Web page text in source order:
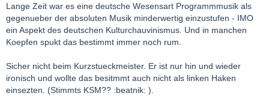
Lange Zeit war es eine deutsche Wesensart Programmmusik als
gegenueber der absoluten Musik minderwertig einzustufen - IMO
ein Aspekt des deutschen Kulturchauvinismus. Und in manchen
Koepfen spukt das bestimmt immer noch rum.
Sicher nicht beim Kurzstueckmeister. Er ist nur hin und wieder
ironisch und wollte das besitmmt auch nicht als linken Haken
einsezten. (Stimmts KSM?? :beatnik: ).